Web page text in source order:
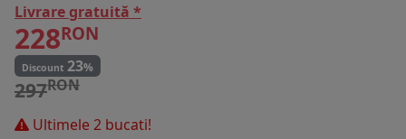
Livrare gratuită *
228RON
Discount 23%
297RON
Ultimele 2 bucati!